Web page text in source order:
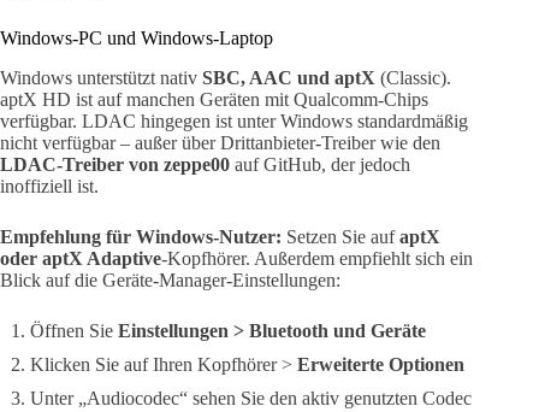
Windows-PC und Windows-Laptop
Windows unterstützt nativ SBC, AAC und aptX (Classic).
aptX HD ist auf manchen Geräten mit Qualcomm-Chips
verfügbar. LDAC hingegen ist unter Windows standardmäßig
nicht verfügbar – außer über Drittanbieter-Treiber wie den
LDAC-Treiber von zeppe00 auf GitHub, der jedoch
inoffiziell ist.
Empfehlung für Windows-Nutzer: Setzen Sie aufaptX
oder aptX Adaptive-Kopfhörer. Außerdem empfiehlt sich ein
Blick auf die Geräte-Manager-Einstellungen:
Öffnen Sie Einstellungen > Bluetooth und Geräte
Klicken Sie auf Ihren Kopfhörer > Erweiterte Optionen
Unter „Audiocodec“ sehen Sie den aktiv genutzten Codec